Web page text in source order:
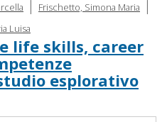
| Frischetto, Simona Maria |
Luisa
life skills, career
esplorativo